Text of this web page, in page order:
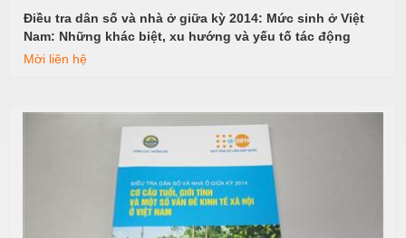
Xem tiếp
Điều tra dân số và nhà ở giữa kỳ 2014: Mức sinh ở Việt
Nam: Những khác biệt, xu hướng và yếu tố tác động
Mời liên hệ